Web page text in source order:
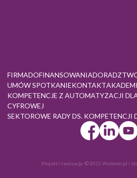
FIRMADOFINANSOWANIA
UMÓW SPOTKANIEKONTAKT
KOMPETENCJE Z AUTOMATYZACJI
CYFROWEJ
SEKTOROWE RADY DS. KOMPETENCJI
Projekt i realizacja: © 2022 Webtom.pl /